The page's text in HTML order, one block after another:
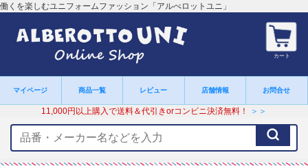
働くを楽しむユニフォームファッション「アルべロットユニ」
カート
マイページ 商品一覧 レビュー 店舗情報 お問合せ
11,000円以上購入で送料＆代引きorコンビニ決済無料！ ＞＞